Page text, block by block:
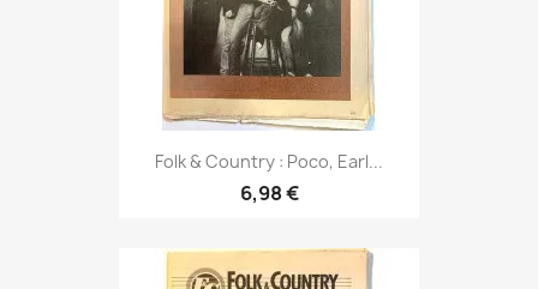
Folk & Country : Poco, Earl...
6,98 €